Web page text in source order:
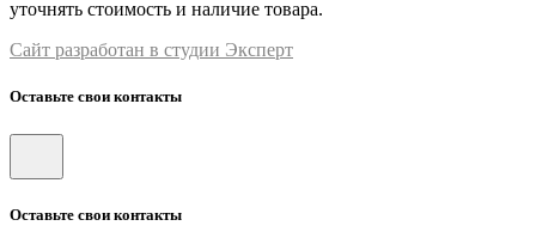
уточнять стоимость и наличие товара.
Сайт разработан в студии Эксперт
Оставьте свои контакты
Оставьте свои контакты